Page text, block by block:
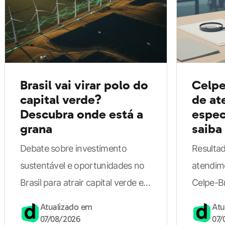
artificial!
ChatGPT
ChatGPT é um site de IA generativa. Ela produz
respostas e textos dos mais variados, além de manter
um diálogo com o usuário.
Como se baseia no conteúdo disponível na internet, a
IA do ChatGPT pode gerar textos em diferentes estilos,
Brasil vai virar polo do
capital verde?
Descubra onde está a
grana
Debate sobre investimento
sustentável e oportunidades no
Brasil para atrair capital verde e
investíveis.
Atualizado em
07/08/2026
de
Celpe-
07/